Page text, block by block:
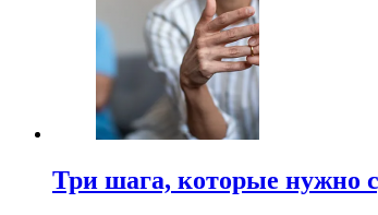
Три шага, которые нужно